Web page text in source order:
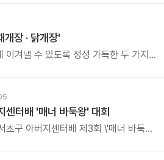
개장 · 닭개장'
이겨낼 수 있도록 정성 가득한 두 가지
센터배 '매너 바둑왕' 대회
구 아버지센터배 제3회 \'매너 바둑왕\'